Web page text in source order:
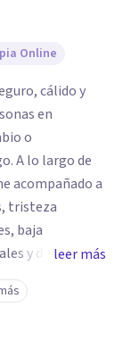
Online
cálido y
en
o
acompañado a
tristeza
baja
y desafíos
de la vida.
el respeto por
para
bienestar
leer más